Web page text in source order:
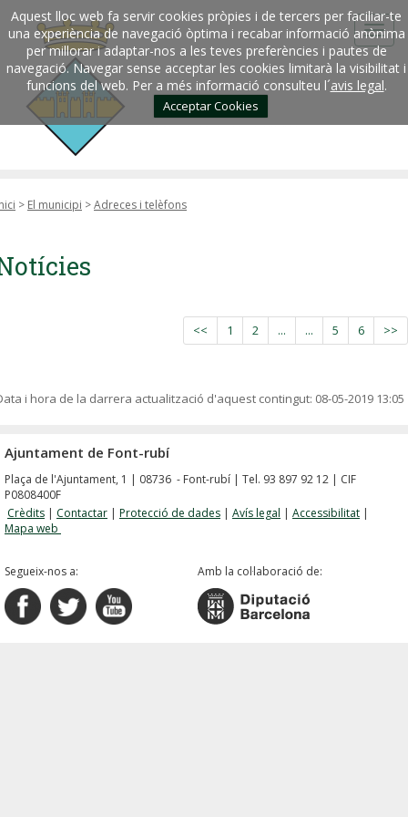
Aquest lloc web fa servir cookies pròpies i de tercers per faciliar-te
una experiència de navegació òptima i recabar informació anònima
per millorar i adaptar-nos a les teves preferències i pautes de
navegació. Navegar sense acceptar les cookies limitarà la visibilitat i
funcions del web. Per a més informació consulteu l´avis legal.
Acceptar Cookies
> El municipi >Adreces i telèfons
<< 1 2 ... ... 5 6 >>
i hora de la darrera actualització d'aquest contingut: 08-05-2019 13:05
Ajuntament de Font-rubí
Plaça de l'Ajuntament, 1 | 08736 - Font-rubí | Tel. 93 897 92 12 | CIF
P0808400F
Crèdits | Contactar | Protecció de dades | Avís legal | Accessibilitat |
Mapa web
Segueix-nos a: Amb la col·laboració de: